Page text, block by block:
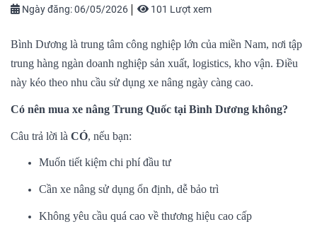
Ngày đăng:06/05/2026 101 Lượt xem
Bình Dương là trung tâm công nghiệp lớn của miền Nam, nơi tập
trung hàng ngàn doanh nghiệp sản xuất, logistics, kho vận. Điều
này kéo theo nhu cầu sử dụng xe nâng ngày càng cao.
Có nên mua xe nâng Trung Quốc tại Bình Dương không?
Câu trả lời là CÓ, nếu bạn:
Muốn tiết kiệm chi phí đầu tư
Cần xe nâng sử dụng ổn định, dễ bảo trì
Không yêu cầu quá cao về thương hiệu cao cấp